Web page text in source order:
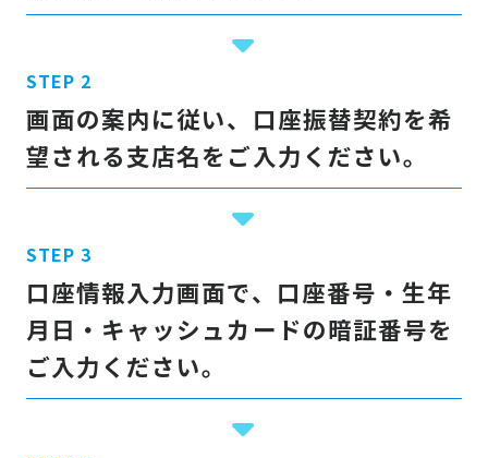
画面の案内に従い、口座振替契約を希
望される支店名をご入力ください。
口座情報入力画面で、口座番号・生年
月日・キャッシュカードの暗証番号を
ご入力ください。